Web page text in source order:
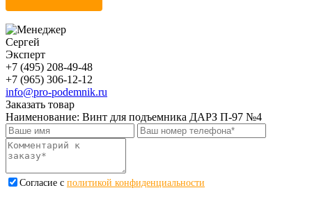
Сергей
Эксперт
+7 (495) 208-49-48
+7 (965) 306-12-12
info@pro-podemnik.ru
Заказать товар
Наименование: Винт для подъемника ДАРЗ П-97 №4
Cогласие с политикой конфиденциальности